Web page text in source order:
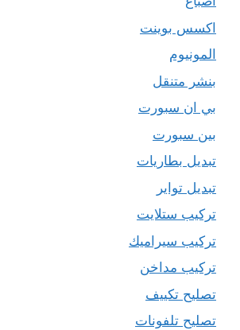
اكسس بوينت
المونيوم
بنشر متنقل
بي ان سبورت
بين سبورت
تبديل بطاريات
تبديل تواير
تركيب ستلايت
تركيب سيراميك
تركيب مداخن
تصليح تكييف
تصليح تلفونات